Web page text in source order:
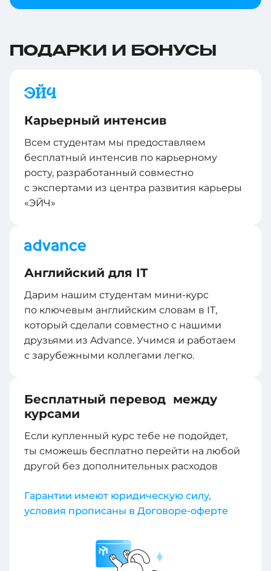
ПОДАРКИ И БОНУСЫ
Карьерный интенсив
Всем студентам мы предоставляем
бесплатный интенсив по карьерному
росту, разработанный совместно
с экспертами из центра развития карьеры
«ЭЙЧ»
Английский для IT
Дарим нашим студентам мини-курс
по ключевым английским словам в IT,
который сделали совместно с нашими
друзьями из Advance. Учимся и работаем
с зарубежными коллегами легко.
Бесплатный перевод между
курсами
Если купленный курс тебе не подойдет,
ты сможешь бесплатно перейти на любой
другой без дополнительных расходов
Гарантии имеют юридическую силу,
условия прописаны в Договоре-оферте